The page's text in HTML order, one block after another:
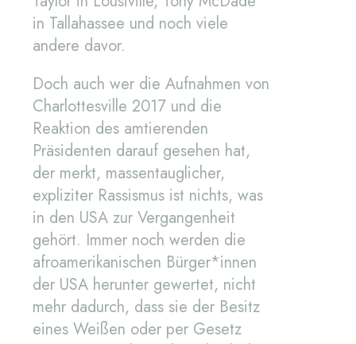
in Tallahassee und noch viele
andere davor.
Doch auch wer die Aufnahmen von
Charlottesville 2017 und die
Reaktion des amtierenden
Präsidenten darauf gesehen hat,
der merkt, massentauglicher,
expliziter Rassismus ist nichts, was
in den USA zur Vergangenheit
gehört. Immer noch werden die
afroamerikanischen Bürger*innen
der USA herunter gewertet, nicht
mehr dadurch, dass sie der Besitz
eines Weißen oder per Gesetz